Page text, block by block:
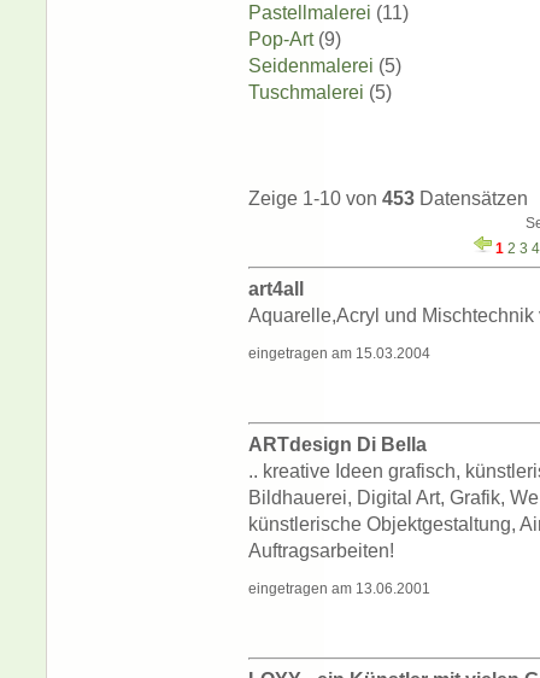
Pastellmalerei (11)
Pop-Art(9)
Seidenmalerei (5)
Tuschmalerei (5)
Zeige 1-10 von 453 Datensätzen
1 2 3 4
art4all
Aquarelle,Acryl und
eingetragen am 15.03.2004
ARTdesign Di Bella
.. kreative Ideen grafisch,
Bildhauerei, Digital Art, Grafik,
künstlerische Objektgestaltung,
Auftragsarbeiten!
eingetragen am 13.06.2001